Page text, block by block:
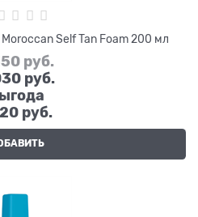
Self Tan Foam 200 мл
руб.
руб.
руб.